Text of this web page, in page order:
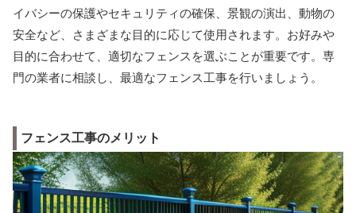
イバシーの保護やセキュリティの確保、景観の演出、動物の
安全など、さまざまな目的に応じて使用されます。お好みや
目的に合わせて、適切なフェンスを選ぶことが重要です。専
門の業者に相談し、最適なフェンス工事を行いましょう。
フェンス工事のメリット